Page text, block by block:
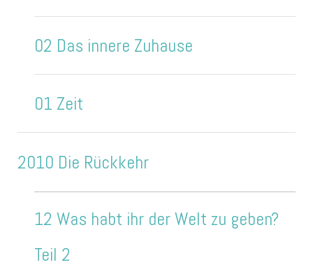
02 Das innere Zuhause
01 Zeit
2010 Die Rückkehr
12 Was habt ihr der Welt zu geben?
Teil 2